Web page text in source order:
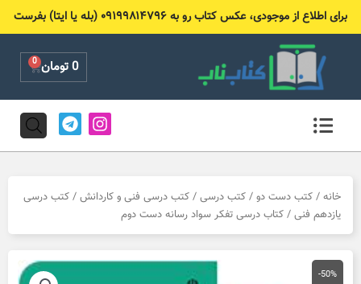
برای اطلاع از موجودی، عکس کتاب رو به ۰۹۱۹۹۸۱۴۷۹۶ (بله یا ایتا) بفرست
0تومان 0
Cart
I
n
s
g
a
T
e
l
r
m
خانه / کتب دست دو / کتب درسی / کتب درسی فنی و کاردانش / کتب درسی
یازدهم فنی / کتاب درسی تفکر سواد رسانه دست دوم
-50%